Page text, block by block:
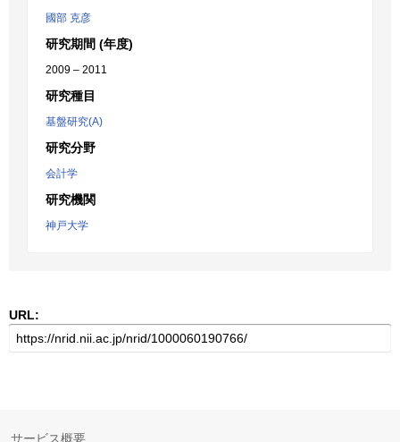
國部 克彦
研究期間 (年度)
2009 – 2011
研究種目
基盤研究(A)
研究分野
会計学
研究機関
神戸大学
URL:
サービス概要